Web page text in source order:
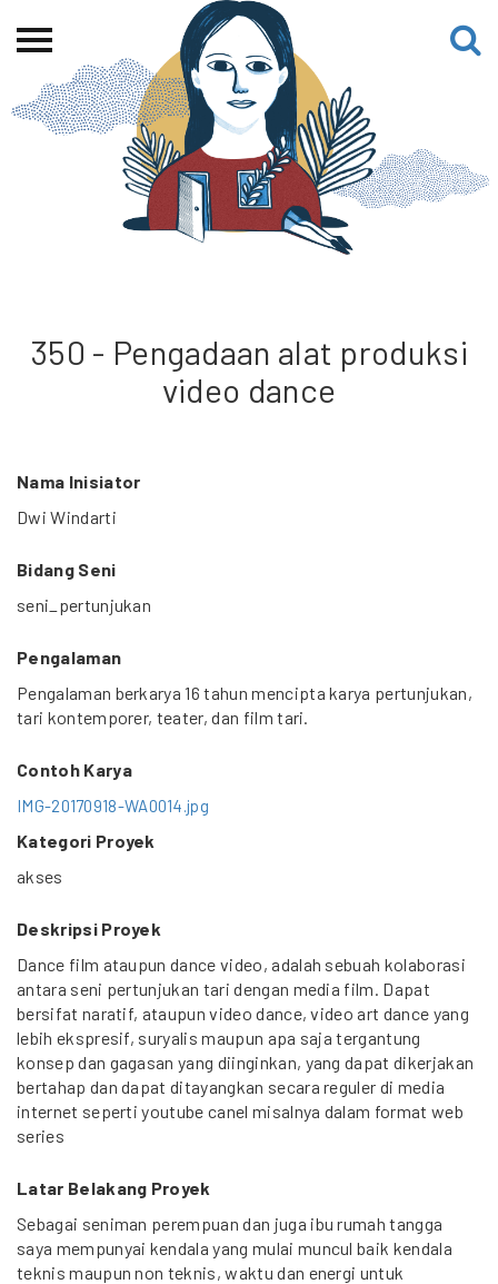
Beranda
Tentang
Permohonan Hibah
Sekolah Pemikiran
Proyek Terdahulu
Kredit Web-site
350 - Pengadaan alat produksi
video dance
Nama Inisiator
Dwi Windarti
Bidang Seni
seni_pertunjukan
Pengalaman
Pengalaman berkarya 16 tahun mencipta karya pertunjukan,
tari kontemporer, teater, dan film tari.
Contoh Karya
IMG-20170918-WA0014.jpg
Kategori Proyek
akses
Deskripsi Proyek
Dance film ataupun dance video, adalah sebuah kolaborasi
antara seni pertunjukan tari dengan media film. Dapat
bersifat naratif, ataupun video dance, video art dance yang
lebih ekspresif, suryalis maupun apa saja tergantung
konsep dan gagasan yang diinginkan, yang dapat dikerjakan
bertahap dan dapat ditayangkan secara reguler di media
internet seperti youtube canel misalnya dalam format web
series
Latar Belakang Proyek
Sebagai seniman perempuan dan juga ibu rumah tangga
saya mempunyai kendala yang mulai muncul baik kendala
teknis maupun non teknis, waktu dan energi untuk